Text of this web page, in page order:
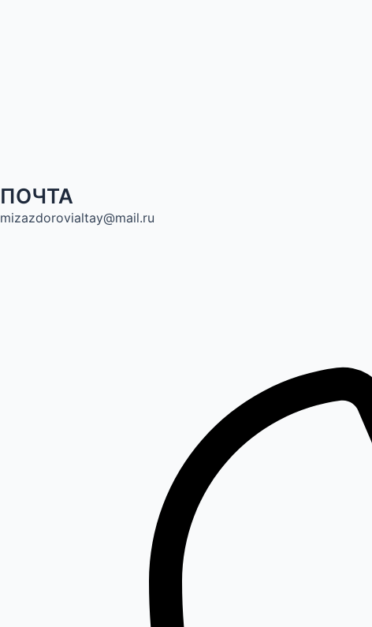
ПОЧТА
mizazdorovialtay@mail.ru